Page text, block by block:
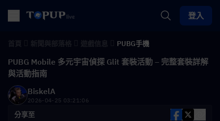
登入
PUBG手機
PUBG Mobile 多元宇宙偵探 Glit 套裝活動 – 完整套裝詳解
與活動指南
BiskelA
2026-04-25 03:21:06
分享至